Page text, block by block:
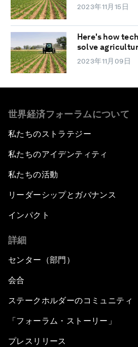
2023年11月15日
Here's how
solve
2023年11月09日
世界経済フォーラムについて
私たちのストラテジー
私たちのアイデンティティ
私たちの活動
リーダーシップとガバナンス
インパクト
詳細
センター（部門）
会合
ステークホルダーのコミュニティ
「フォーラム・ストーリー」
プレスリリース